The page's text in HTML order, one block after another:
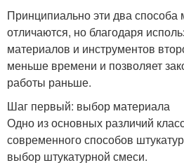
Принципиально эти два
отличаются, но благодаря
материалов и инструментов
меньше времени и позволяет
работы раньше.
Шаг первый: выбор материала
Одно из основных различий
современного способов
выбор штукатурной смеси.